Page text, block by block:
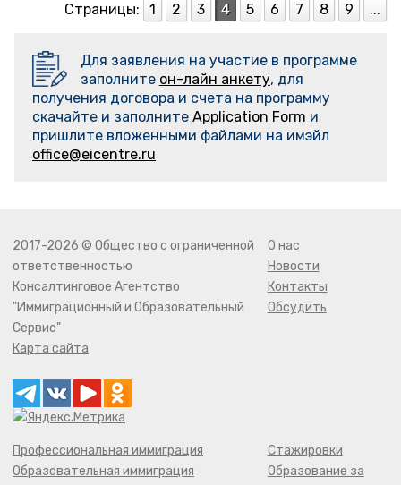
Страницы:
1 2 3 4 5 6 7 8 9 ...
Для заявления на участие в программе
заполните он-лайн анкету, для
получения договора и счета на программу
скачайте и заполните Application Form и
пришлите вложенными файлами на имэйл
office@eicentre.ru
2017-2026 © Общество с ограниченной
ответственностью
Консалтинговое Агентство
"Иммиграционный и Образовательный
Сервис"
Карта сайта
О нас
Новости
Контакты
Обсудить
Профессиональная иммиграция
Образовательная иммиграция
Стажировки
Образование за